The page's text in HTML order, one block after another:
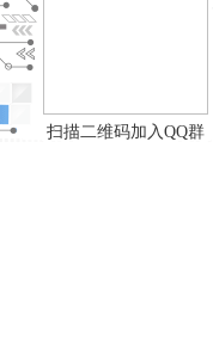
扫描二维码加入QQ群